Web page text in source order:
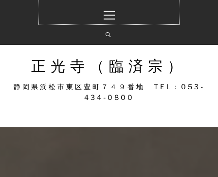
ツ
イ
ン
メ
ニ
ュ
ー
正光寺（臨済宗）
静岡県浜松市東区豊町７４９番地 TEL：053-
434-0800